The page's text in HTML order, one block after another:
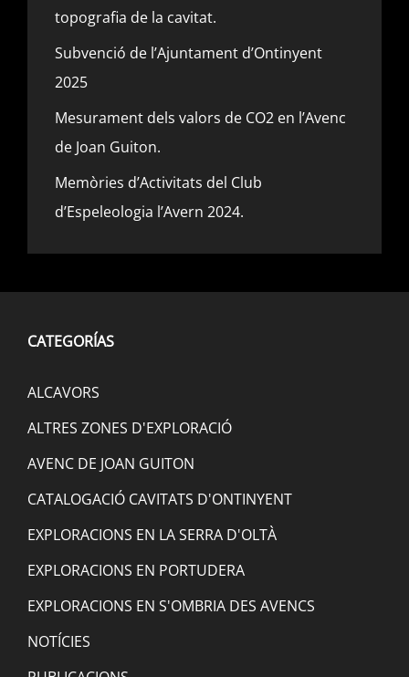
topografia de la cavitat.
Subvenció de l’Ajuntament d’Ontinyent
2025
Mesurament dels valors de CO2 en l’Avenc
de Joan Guiton.
Memòries d’Activitats del Club
d’Espeleologia l’Avern 2024.
CATEGORÍAS
ALCAVORS
ALTRES ZONES D'EXPLORACIÓ
AVENC DE JOAN GUITON
CATALOGACIÓ CAVITATS D'ONTINYENT
EXPLORACIONS EN LA SERRA D'OLTÀ
EXPLORACIONS EN PORTUDERA
EXPLORACIONS EN S'OMBRIA DES AVENCS
NOTÍCIES